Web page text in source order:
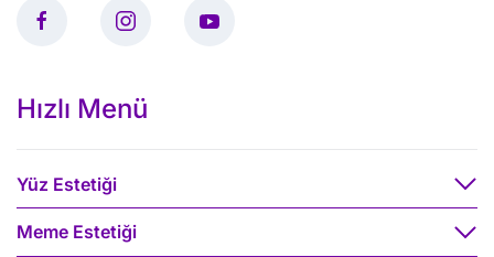
Hızlı Menü
Yüz Estetiği
Meme Estetiği